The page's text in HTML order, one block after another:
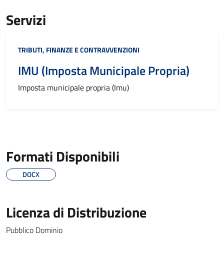
Servizi
Categoria:
TRIBUTI, FINANZE E CONTRAVVENZIONI
IMU (Imposta Municipale Propria)
Imposta municipale propria (Imu)
Formati Disponibili
DOCX
Licenza di Distribuzione
Pubblico Dominio